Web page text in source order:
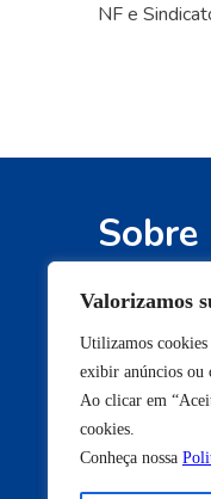
Valorizamos
Utilizamos cookies
exibir anúncios ou
Ao clicar em
cookies.
Conheça nossa
NF e
Sobre
pensão e
saúde de
Seja bem-